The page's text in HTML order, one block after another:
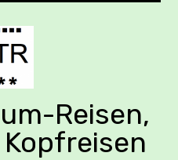
Reisen,